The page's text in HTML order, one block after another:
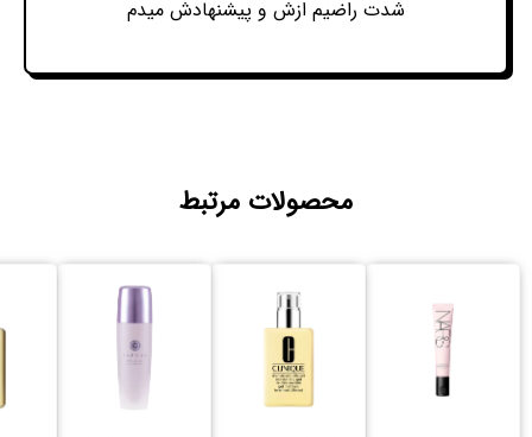
شدت راضیم ازش و پیشنهادش میدم
محصولات مرتبط